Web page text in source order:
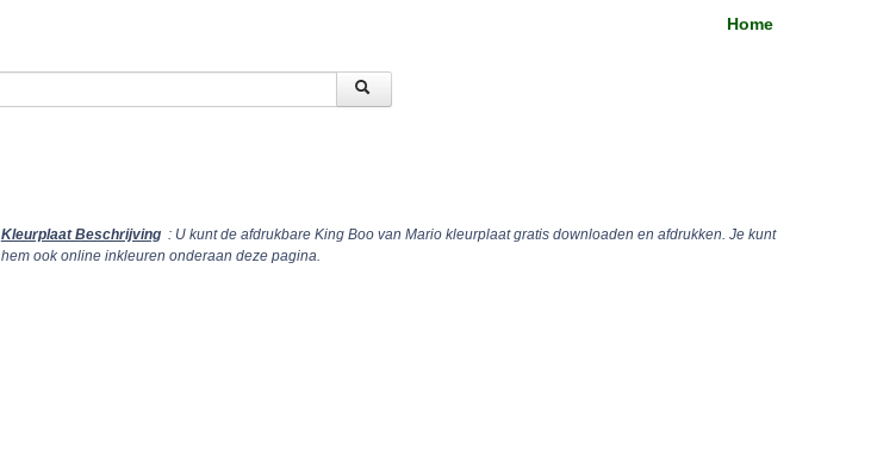
Home
Kleurplaat Beschrijving : U kunt de afdrukbare King Boo van Mario kleurplaat gratis downloaden en afdrukken. Je kunt
hem ook online inkleuren onderaan deze pagina.